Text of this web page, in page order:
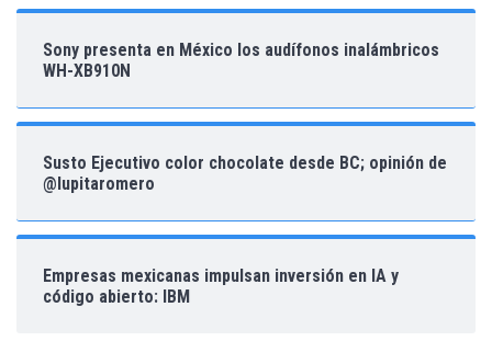
Sony presenta en México los audífonos inalámbricos
WH-XB910N
Susto Ejecutivo color chocolate desde BC; opinión de
@lupitaromero
Empresas mexicanas impulsan inversión en IA y
código abierto: IBM